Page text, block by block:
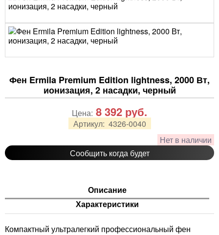
Фен Ermila Premium Edition lightness, 2000 Вт,
ионизация, 2 насадки, черный
Артикул: 4326-0040
Нет в наличии
Сообщить когда будет
Цена: 8 392 руб.
Описание
Характеристики
Компактный ультралегкий профессиональный фен